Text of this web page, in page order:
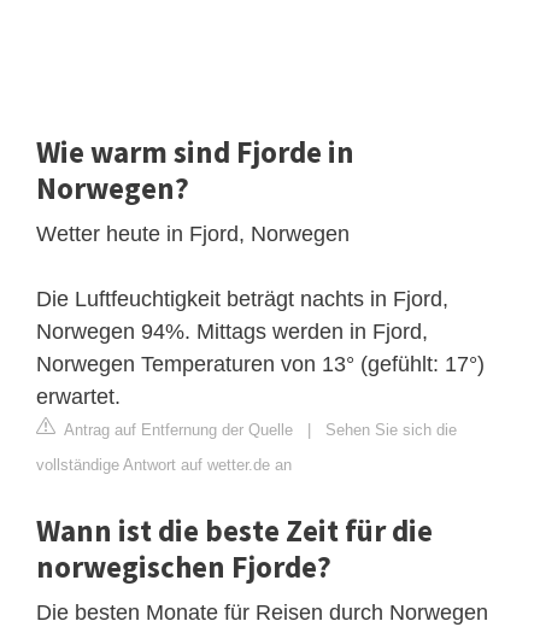
Wie warm sind Fjorde in
Norwegen?
Wetter heute in Fjord, Norwegen
Die Luftfeuchtigkeit beträgt nachts in Fjord,
Norwegen 94%. Mittags werden in Fjord,
Norwegen Temperaturen von 13° (gefühlt: 17°)
erwartet.
Antrag auf Entfernung der Quelle
Sehen Sie sich die
vollständige Antwort auf wetter.de an
Wann ist die beste Zeit für die
norwegischen Fjorde?
Die besten Monate für Reisen durch Norwegen